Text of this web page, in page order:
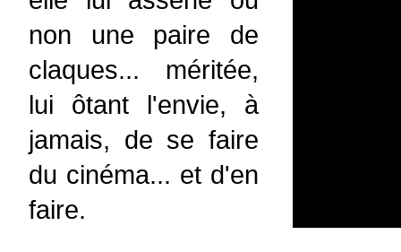
non une paire de
claques... méritée,
lui ôtant l'envie, à
jamais, de se faire
du cinéma... et d'en
faire.